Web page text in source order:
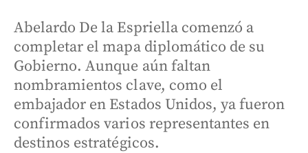
Abelardo De la Espriella comenzó a
completar el mapa diplomático de su
Gobierno. Aunque aún faltan
nombramientos clave, como el
embajador en Estados Unidos, ya fueron
confirmados varios representantes en
destinos estratégicos.